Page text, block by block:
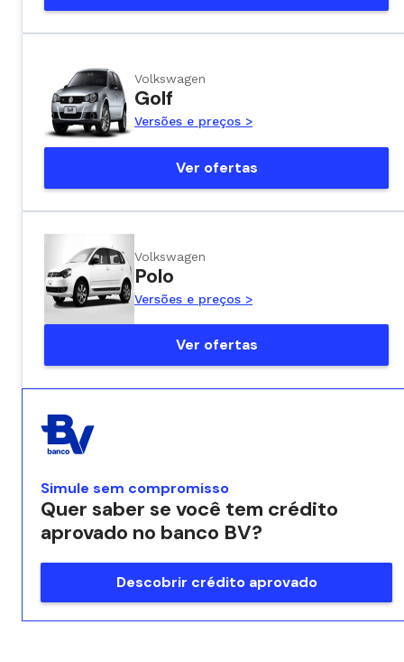
Volkswagen
Golf
Versões e preços >
Ver ofertas
Volkswagen
Polo
Versões e preços >
Ver ofertas
Simule sem compromisso
Quer saber se você tem crédito
aprovado no banco BV?
Descobrir crédito aprovado